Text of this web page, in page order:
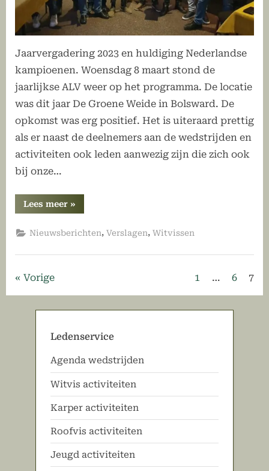
Jaarvergadering 2023 en huldiging Nederlandse
kampioenen. Woensdag 8 maart stond de
jaarlijkse ALV weer op het programma. De locatie
was dit jaar De Groene Weide in Bolsward. De
opkomst was erg positief. Het is uiteraard prettig
als er naast de deelnemers aan de wedstrijden en
activiteiten ook leden aanwezig zijn die zich ook
bij onze…
Lees meer“Kampioensteam
NK
in
’t
gezet
»
Nieuwsberichten,Verslagen,Witvissen
Berichten
Vorige 1 … 6 7
Ledenservice
Agenda wedstrijden
Witvis activiteiten
Karper activiteiten
Roofvis activiteiten
Jeugd activiteiten